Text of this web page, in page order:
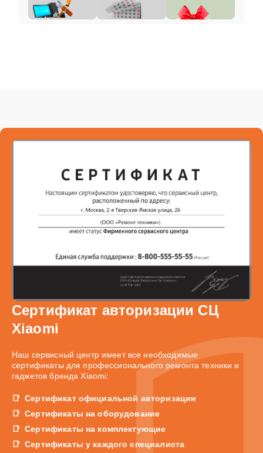
Сертификат авторизации СЦ
Xiaomi
Наш сервисный центр имеет все необходимые
сертификаты для профессионального ремонта техники и
гаджетов бренда Xiaomi:
Сертификат официальной авторизации
Сертификаты на оборудование
Сертификаты на комплектующие
Сертификаты у каждого специалиста